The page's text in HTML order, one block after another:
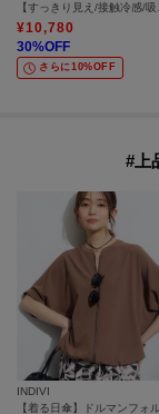
【すっ
¥10,780
30%OFF
さらに10%OFF
#上
INDIVI